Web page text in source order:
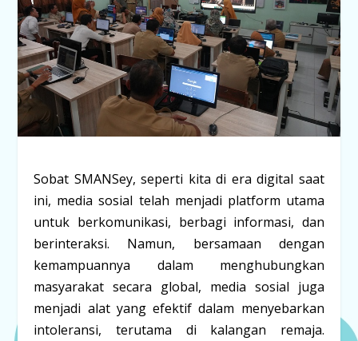
Sobat SMANSey, seperti kita di era digital saat
ini, media sosial telah menjadi platform utama
untuk berkomunikasi, berbagi informasi, dan
berinteraksi. Namun, bersamaan dengan
kemampuannya dalam menghubungkan
masyarakat secara global, media sosial juga
menjadi alat yang efektif dalam menyebarkan
intoleransi, terutama di kalangan remaja.